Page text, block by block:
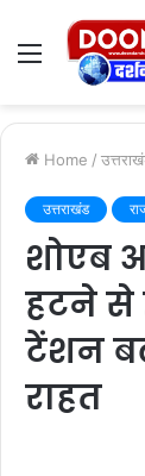
Menu
Home /
उत्तराखंड
शोएब
हटने से
टेंशन
राहत